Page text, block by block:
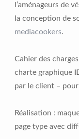
l’aménageurs de
la conception de
mediacookers.
Cahier des
charte graphique
par le client –
Réalisation :
page type avec